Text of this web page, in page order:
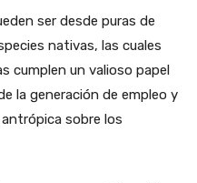
ser desde puras de
nativas, las cuales
cumplen un valioso papel
la generación de empleo y
sobre los